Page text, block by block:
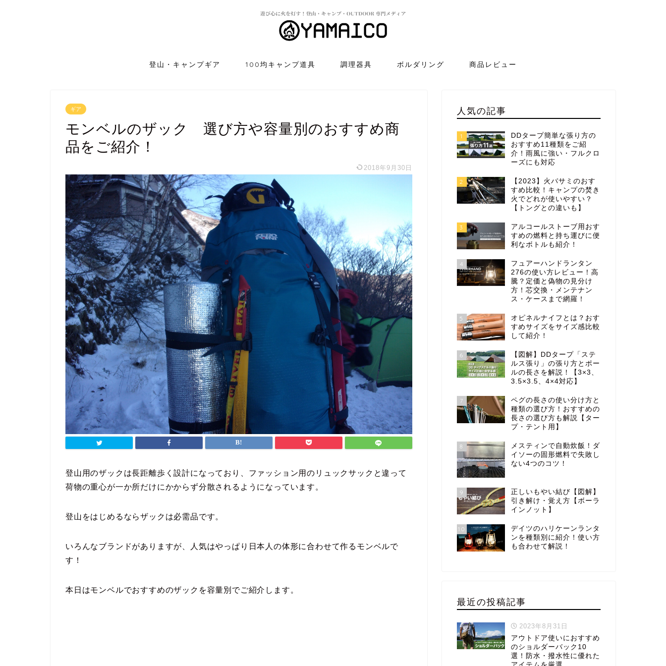
登山・キャンプギア 100均キャンプ道具 調理器具 ボルダリング 商品レビュー
ギア
モンベルのザック 選び方や容量別のおすすめ商
品をご紹介！
2018年9月30日
登山用のザックは長距離歩く設計になっており、ファッション用のリュックサックと違って
荷物の重心が一か所だけにかからず分散されるようになっています。
登山をはじめるならザックは必需品です。
いろんなブランドがありますが、人気はやっぱり日本人の体形に合わせて作るモンベルで
す！
本日はモンベルでおすすめのザックを容量別でご紹介します。
人気の記事
1
DDタープ簡単な張り方の
おすすめ11種類をご紹
介！雨風に強い・フルクロ
ーズにも対応
2
【2023】火バサミのおす
すめ比較！キャンプの焚き
火でどれが使いやすい？
【トングとの違いも】
3
アルコールストーブ用おす
すめの燃料と持ち運びに便
利なボトルも紹介！
4
フュアーハンドランタン
276の使い方レビュー！高
騰？定価と偽物の見分け
方！芯交換・メンテナン
ス・ケースまで網羅！
5
オピネルナイフとは？おす
すめサイズをサイズ感比較
して紹介！
6
【図解】DDタープ「ステ
ルス張り」の張り方とポー
ルの長さを解説！【3×3、
3.5×3.5、4×4対応】
7
ペグの長さの使い分け方と
種類の選び方！おすすめの
長さの選び方も解説【ター
プ・テント用】
8
メスティンで自動炊飯！ダ
イソーの固形燃料で失敗し
ない4つのコツ！
9
正しいもやい結び【図解】
引き解け・覚え方【ボーラ
インノット】
10
デイツのハリケーンランタ
ンを種類別に紹介！使い方
も合わせて解説！
最近の投稿記事
2023年8月31日
アウトドア使いにおすすめ
のショルダーバック10
選！防水・撥水性に優れた